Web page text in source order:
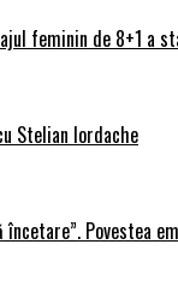
feminin de 8+1 a
Stelian Iordache
Povestea